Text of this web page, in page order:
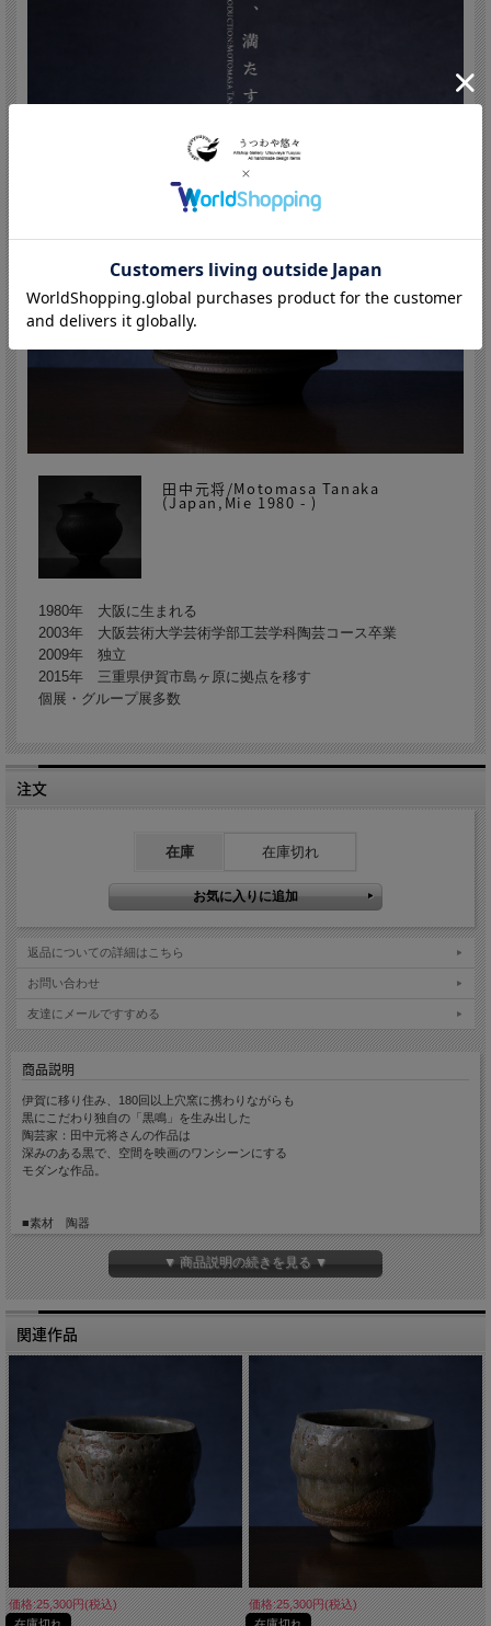
田中元将/Motomasa Tanaka
(Japan,Mie 1980 - )
1980年 大阪に生まれる
2003年 大阪芸術大学芸術学部工芸学科陶芸コース卒業
2009年 独立
2015年 三重県伊賀市島ヶ原に拠点を移す
個展・グループ展多数
注文
在庫 在庫切れ
返品についての詳細はこちら
お問い合わせ
友達にメールですすめる
商品説明
伊賀に移り住み、180回以上穴窯に携わりながらも
黒にこだわり独自の「黒鳴」を生み出した
陶芸家：田中元将さんの作品は
深みのある黒で、空間を映画のワンシーンにする
モダンな作品。
■素材 陶器
■サイズ 横約25cm 縦約25cm 高さ約18cm
■手触り ざらっとしています。
■重量 約1840g
■生産国 Made in Japan
■備考 黒鳴シリーズはマヨネーズや酢の物など
酢酸を含む食品との直接的なご使用はお控えください。
変色の原因となる可能性がございます。
一客ごとに異なる風合いをもっています。
▼ 商品説明の続きを見る ▼
関連作品
価格:25,300円(税込)
価格:25,300円(税込)